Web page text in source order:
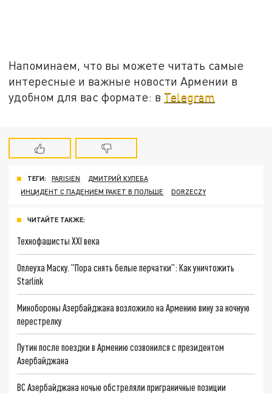
Напоминаем, что вы можете читать самые
интересные и важные новости Армении в
удобном для вас формате: в Telegram
ТЕГИ: PARISIEN
ДМИТРИЙ КУЛЕБА
ИНЦИДЕНТ С ПАДЕНИЕМ РАКЕТ В ПОЛЬШЕ
DORZECZY
ЧИТАЙТЕ ТАКЖЕ:
Технофашисты XXI века
Оплеуха Маску. "Пора снять белые перчатки": Как уничтожить
Starlink
Минобороны Азербайджана возложило на Армению вину за ночную
перестрелку
Путин после поездки в Армению созвонился с президентом
Азербайджана
ВС Азербайджана ночью обстреляли приграничные позиции